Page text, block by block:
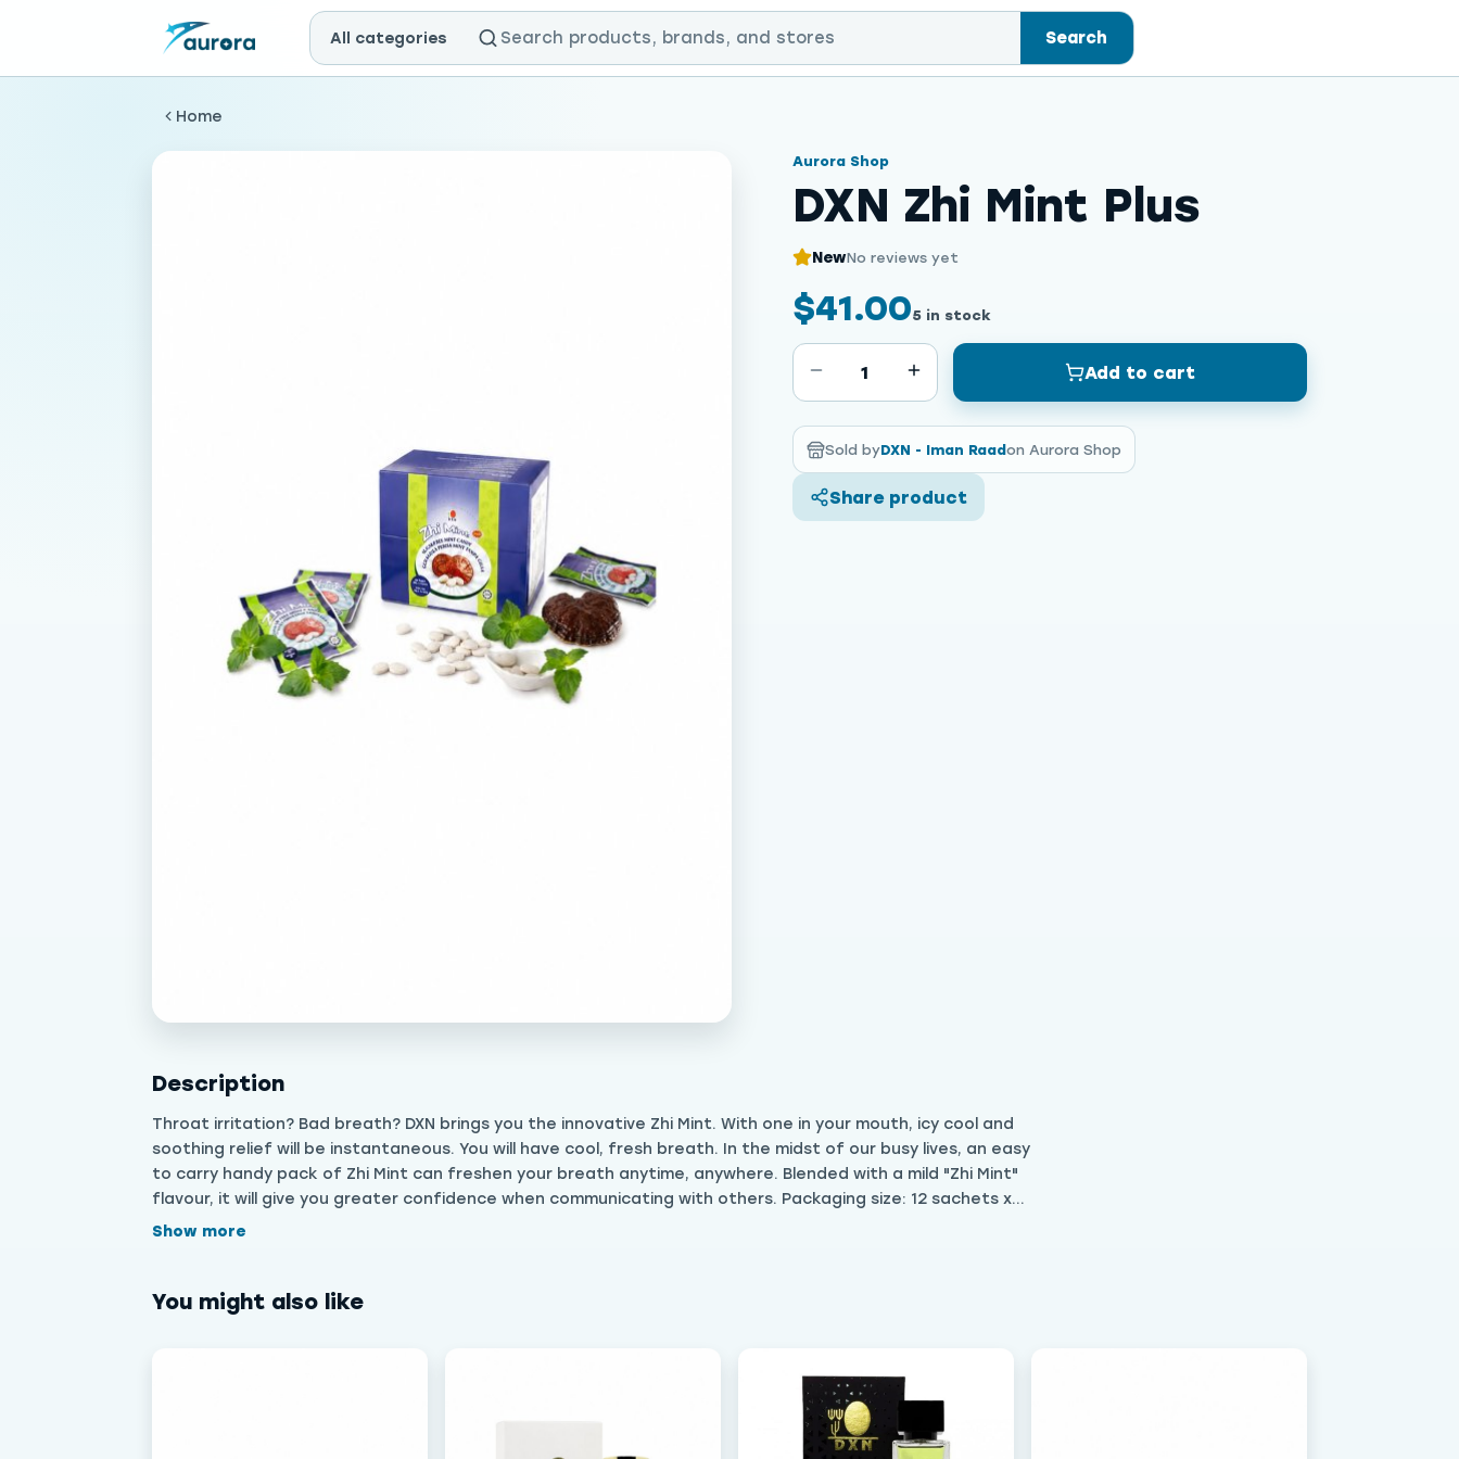
All categories Search
Home
Aurora Shop
DXN Zhi Mint Plus
NewNo reviews yet
$41.005 in stock
1 Add to cart
Sold byDXN - Iman Raadon Aurora Shop
Share product
Description
Throat irritation? Bad breath? DXN brings you the innovative Zhi Mint. With one in your mouth, icy cool and
soothing relief will be instantaneous. You will have cool, fresh breath. In the midst of our busy lives, an easy
to carry handy pack of Zhi Mint can freshen your breath anytime, anywhere. Blended with a mild "Zhi Mint"
flavour, it will give you greater confidence when communicating with others. Packaging size: 12 sachets x
25g هل تعاني من تهيج الحلق؟ رائحة الفم الكريهة؟ تقدم لك DXN نكهة النعناع المبتكر Zhi Mint. بمجرد وضع حبة واحدة في فمك، ستشعر
غرامًا
Show more
You might also like